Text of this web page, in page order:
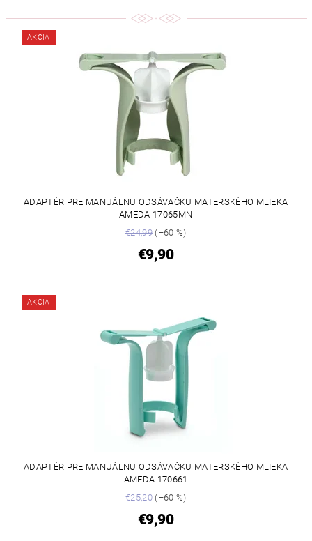
AKCIA
ADAPTÉR PRE MANUÁLNU ODSÁVAČKU MATERSKÉHO MLIEKA
AMEDA 17065MN
€24,99(–60 %)
€9,90
AKCIA
ADAPTÉR PRE MANUÁLNU ODSÁVAČKU MATERSKÉHO MLIEKA
AMEDA 170661
€25,20(–60 %)
€9,90